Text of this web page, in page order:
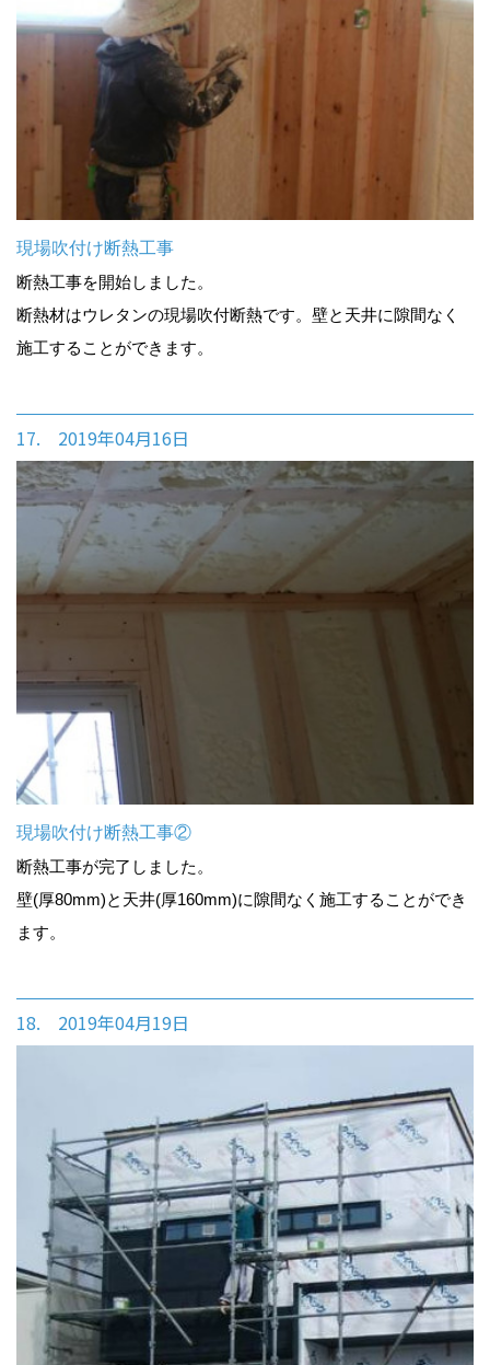
現場吹付け断熱工事
断熱工事を開始しました。
断熱材はウレタンの現場吹付断熱です。壁と天井に隙間なく
施工することができます。
17. 2019年04月16日
現場吹付け断熱工事②
断熱工事が完了しました。
壁(厚80mm)と天井(厚160mm)に隙間なく施工することができ
ます。
18. 2019年04月19日